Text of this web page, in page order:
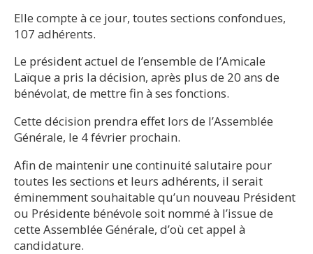
Elle compte à ce jour, toutes sections confondues,
107 adhérents.
Le président actuel de l’ensemble de l’Amicale
Laïque a pris la décision, après plus de 20 ans de
bénévolat, de mettre fin à ses fonctions.
Cette décision prendra effet lors de l’Assemblée
Générale, le 4 février prochain.
Afin de maintenir une continuité salutaire pour
toutes les sections et leurs adhérents, il serait
éminemment souhaitable qu’un nouveau Président
ou Présidente bénévole soit nommé à l’issue de
cette Assemblée Générale, d’où cet appel à
candidature.